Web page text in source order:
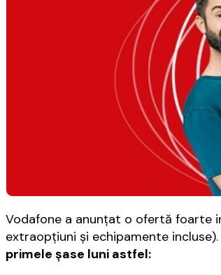
Vodafone a anunţat o ofertă foarte
extraopţiuni şi echipamente incluse).
primele şase luni astfel: